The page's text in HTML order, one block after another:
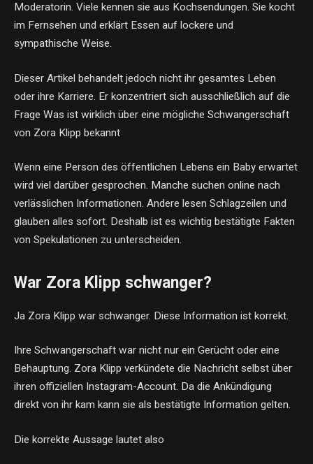
Moderatorin. Viele kennen sie aus Kochsendungen. Sie kocht
im Fernsehen und erklärt Essen auf lockere und
sympathische Weise.
Dieser Artikel behandelt jedoch nicht ihr gesamtes Leben
oder ihre Karriere. Er konzentriert sich ausschließlich auf die
Frage Was ist wirklich über eine mögliche Schwangerschaft
von Zora Klipp bekannt
Wenn eine Person des öffentlichen Lebens ein Baby erwartet
wird viel darüber gesprochen. Manche suchen online nach
verlässlichen Informationen. Andere lesen Schlagzeilen und
glauben alles sofort. Deshalb ist es wichtig bestätigte Fakten
von Spekulationen zu unterscheiden.
War Zora Klipp schwanger?
Ja Zora Klipp war schwanger. Diese Information ist korrekt.
Ihre Schwangerschaft war nicht nur ein Gerücht oder eine
Behauptung. Zora Klipp verkündete die Nachricht selbst über
ihren offiziellen Instagram-Account. Da die Ankündigung
direkt von ihr kam kann sie als bestätigte Information gelten.
Die korrekte Aussage lautet also